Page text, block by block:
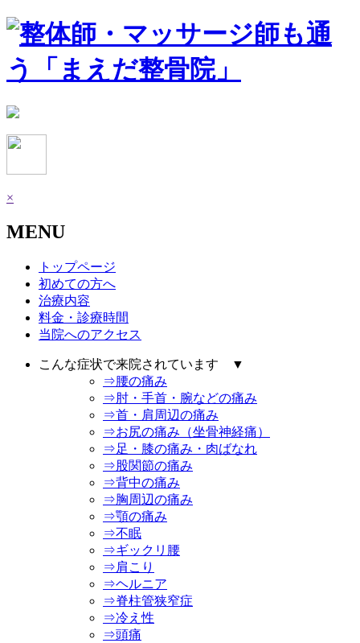
×
MENU
トップページ
初めての方へ
治療内容
料金・診療時間
当院へのアクセス
こんな症状で来院されています ▼
⇒腰の痛み
⇒肘・手首・腕などの痛み
⇒首・肩周辺の痛み
⇒お尻の痛み（坐骨神経痛）
⇒足・膝の痛み・肉ばなれ
⇒股関節の痛み
⇒背中の痛み
⇒胸周辺の痛み
⇒顎の痛み
⇒不眠
⇒ギックリ腰
⇒肩こり
⇒ヘルニア
⇒脊柱管狭窄症
⇒冷え性
⇒頭痛